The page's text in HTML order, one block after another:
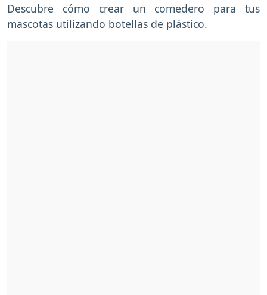
Descubre cómo crear un comedero para tus
mascotas utilizando botellas de plástico.